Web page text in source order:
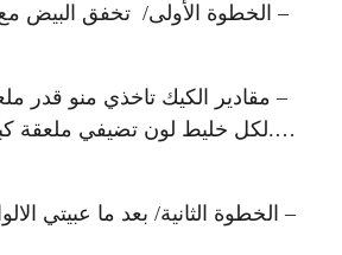
– الخطوة الأولى/ تخفق البيض
– مقادير الكيك تاخذي منو قدر
….لكل خليط لون تضيفي ملعقة
– الخطوة الثانية/ بعد ما عبيتي